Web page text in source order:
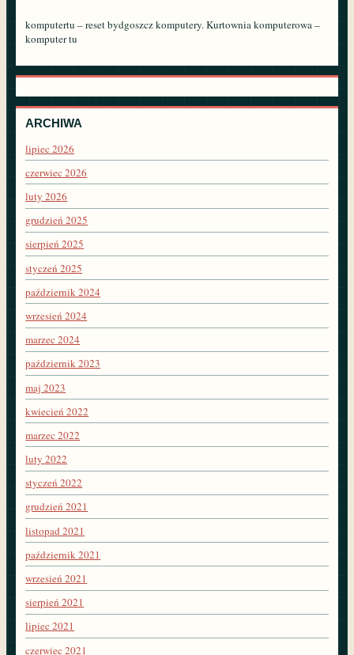
komputertu – reset bydgoszcz komputery. Kurtownia komputerowa –
komputer tu
ARCHIWA
lipiec 2026
czerwiec 2026
luty 2026
grudzień 2025
sierpień 2025
styczeń 2025
październik 2024
wrzesień 2024
marzec 2024
październik 2023
maj 2023
kwiecień 2022
marzec 2022
luty 2022
styczeń 2022
grudzień 2021
listopad 2021
październik 2021
wrzesień 2021
sierpień 2021
lipiec 2021
czerwiec 2021